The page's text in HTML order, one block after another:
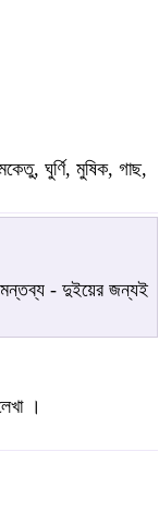
ঘুর্ণি, মুষিক, গাছ,
- দুইয়ের জন্যই
।